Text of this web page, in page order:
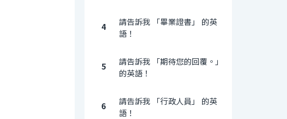
4
請告訴我 「畢業證書」 的英
語！
5
請告訴我 「期待您的回覆。」
的英語！
6
請告訴我 「行政人員」 的英
語！